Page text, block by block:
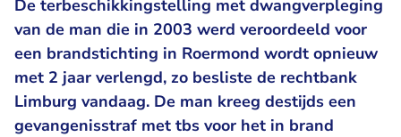
De terbeschikkingstelling met dwangverpleging
van de man die in 2003 werd veroordeeld voor
een brandstichting in Roermond wordt opnieuw
met 2 jaar verlengd, zo besliste de rechtbank
Limburg vandaag. De man kreeg destijds een
gevangenisstraf met tbs voor het in brand